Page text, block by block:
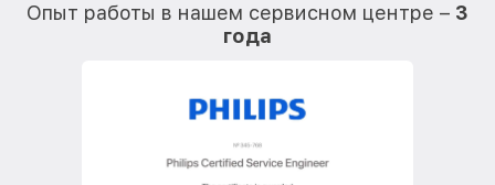
Опыт работы в нашем сервисном центре – 3
года